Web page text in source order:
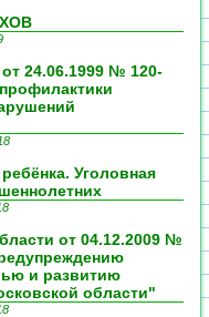
24.06.1999 № 120-
Уголовная
от 04.12.2009 №
и развитию
области"